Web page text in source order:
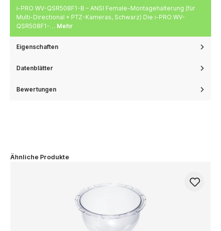
i-PRO WV-QSR508F1-B – ANSI Female-Montagehalterung (für
Multi-Directional + PTZ-Kameras, Schwarz) Die i-PRO WV-
QSR508F1-… Mehr
Eigenschaften
Datenblätter
Bewertungen
Ähnliche Produkte